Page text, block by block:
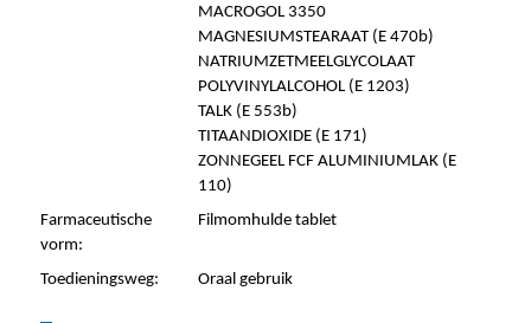
MACROGOL 3350
MAGNESIUMSTEARAAT (E 470b)
NATRIUMZETMEELGLYCOLAAT
POLYVINYLALCOHOL (E 1203)
TALK (E 553b)
TITAANDIOXIDE (E 171)
ZONNEGEEL FCF ALUMINIUMLAK (E
110)
Farmaceutische
vorm:
Filmomhulde tablet
Toedieningsweg: Oraal gebruik